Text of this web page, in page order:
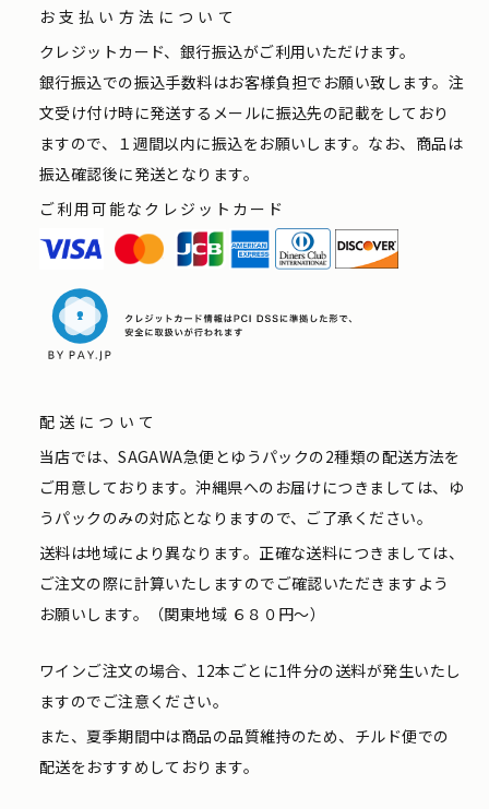
お支払い方法について
クレジットカード、銀行振込がご利用いただけます。
銀行振込での振込手数料はお客様負担でお願い致します。注
文受け付け時に発送するメールに振込先の記載をしており
ますので、１週間以内に振込をお願いします。なお、商品は
振込確認後に発送となります。
ご利用可能なクレジットカード
配送について
当店では、SAGAWA急便とゆうパックの2種類の配送方法を
ご用意しております。沖縄県へのお届けにつきましては、ゆ
うパックのみの対応となりますので、ご了承ください。
送料は地域により異なります。正確な送料につきましては、
ご注文の際に計算いたしますのでご確認いただきますよう
お願いします。（関東地域 ６８０円〜）
ワインご注文の場合、12本ごとに1件分の送料が発生いたし
ますのでご注意ください。
また、夏季期間中は商品の品質維持のため、チルド便での
配送をおすすめしております。